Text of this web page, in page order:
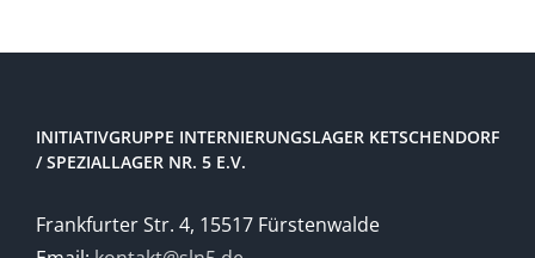
INITIATIVGRUPPE INTERNIERUNGSLAGER KETSCHENDORF
/ SPEZIALLAGER NR. 5 E.V.
Frankfurter Str. 4, 15517 Fürstenwalde